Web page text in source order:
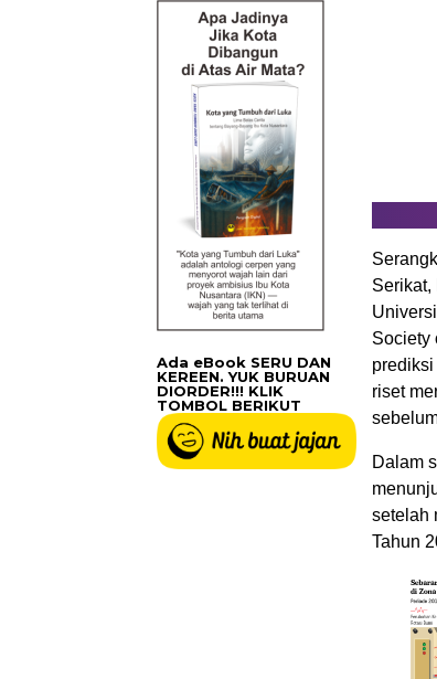
Society
riset
Dalam
setelah
Tahun
Ada eBook SERU DAN
KEREEN. YUK BURUAN
DIORDER!!! KLIK
TOMBOL BERIKUT